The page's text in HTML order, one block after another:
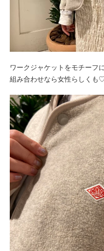
ワークジャケットをモチーフ
組み合わせなら女性らしくも